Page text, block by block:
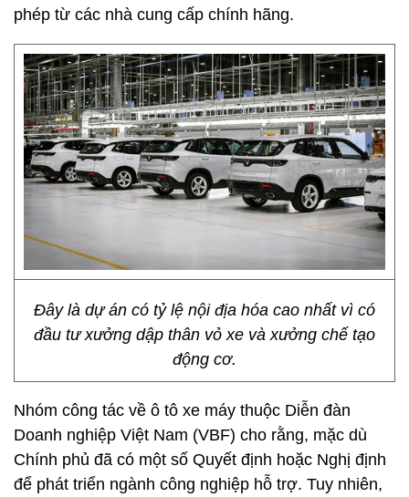
phép từ các nhà cung cấp chính hãng.
Đây là dự án có tỷ lệ nội địa hóa cao nhất vì có
đầu tư xưởng dập thân vỏ xe và xưởng chế tạo
động cơ.
Nhóm công tác về ô tô xe máy thuộc Diễn đàn
Doanh nghiệp Việt Nam (VBF) cho rằng, mặc dù
Chính phủ đã có một số Quyết định hoặc Nghị định
để phát triển ngành công nghiệp hỗ trợ. Tuy nhiên,